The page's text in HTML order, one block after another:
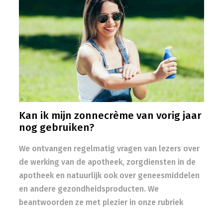
Kan ik mijn zonnecrème van vorig jaar
nog gebruiken?
We ontvangen regelmatig vragen van lezers over
de werking van de apotheek, zorgdiensten in de
apotheek en natuurlijk ook over geneesmiddelen
en andere gezondheidsproducten. We
beantwoorden ze met plezier in onze rubriek